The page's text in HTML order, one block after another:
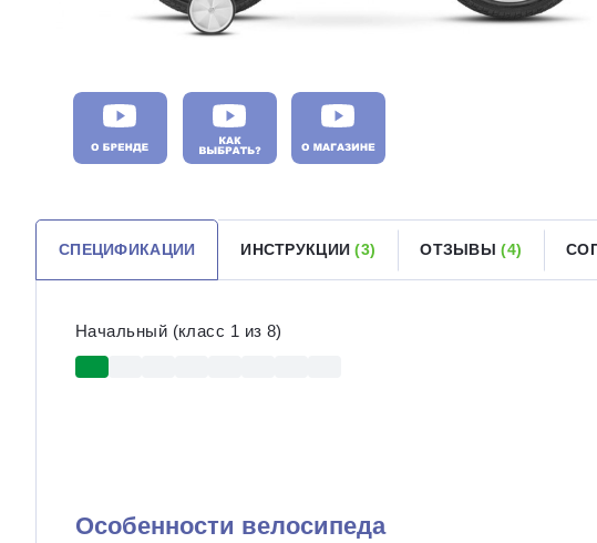
СПЕЦИФИКАЦИИ ИНСТРУКЦИИ(3) ОТЗЫВЫ(4)
Начальный (класс 1 из 8)
Особенности велосипеда
с